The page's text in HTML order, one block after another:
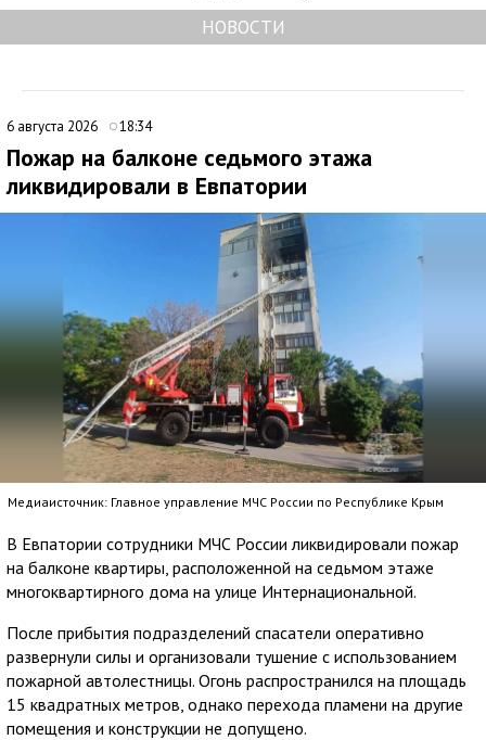
НОВОСТИ
6 августа 2026 18:34
Пожар на балконе седьмого этажа
ликвидировали в Евпатории
Медиаисточник: Главное управление МЧС России по Республике Крым
В Евпатории сотрудники МЧС России ликвидировали пожар
на балконе квартиры, расположенной на седьмом этаже
многоквартирного дома на улице Интернациональной.
После прибытия подразделений спасатели оперативно
развернули силы и организовали тушение с использованием
пожарной автолестницы. Огонь распространился на площадь
15 квадратных метров, однако перехода пламени на другие
помещения и конструкции не допущено.